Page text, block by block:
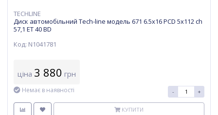
TECHLINE
Диск автомобільний Tech-line модель 671 6.5х16 PCD 5x112 ch
57,1 ET 40 BD
Код: N1041781
ціна 3 880 грн
Немає в наявності - +
КУПИТИ